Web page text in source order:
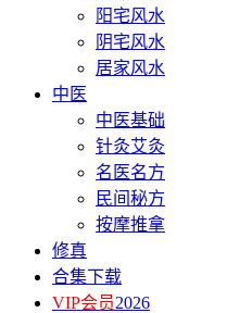
阳宅风水
阴宅风水
居家风水
中医
中医基础
针灸艾灸
名医名方
民间秘方
按摩推拿
修真
合集下载
VIP会员2026